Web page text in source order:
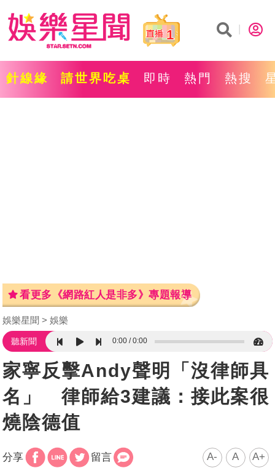
1
針線緣 請世界吃桌 即時 熱門 熱搜
看更多《網路紅人是非多》專題報導
娛樂星聞 娛樂
聽新聞 0:00 0:00
家寧反擊Andy聲明「沒律師具
名」 律師給3建議：接此案很
燒陰德值
分享 留言 A- A A+